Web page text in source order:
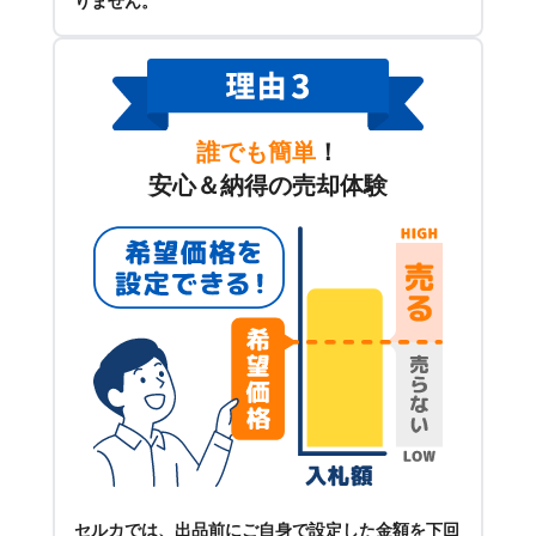
誰でも簡単 ！
安心＆納得の売却体験
セルカでは、出品前にご自身で設定した金額を下回